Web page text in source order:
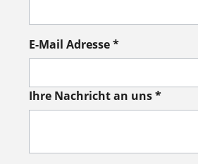
E-Mail Adresse *
Ihre Nachricht an uns *